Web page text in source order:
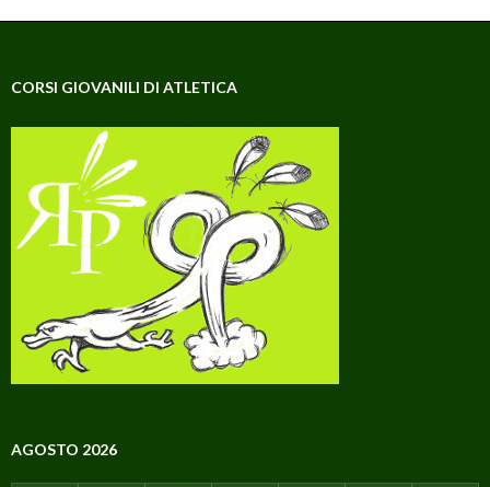
CORSI GIOVANILI DI ATLETICA
AGOSTO 2026